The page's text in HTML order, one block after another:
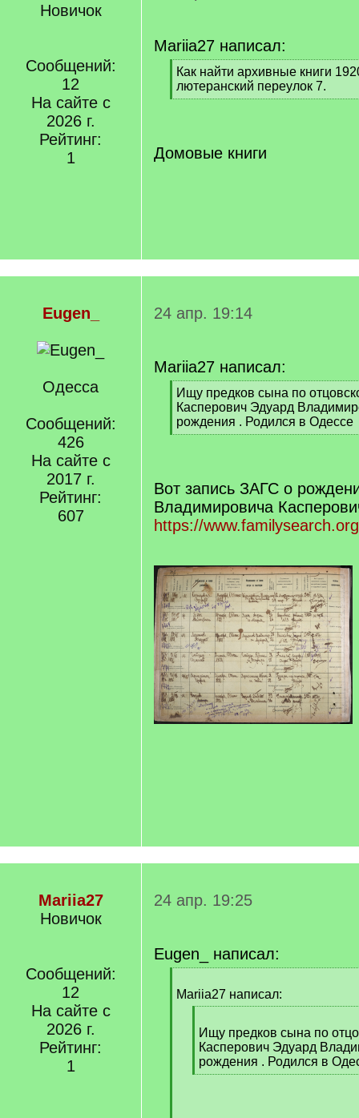
Новичок
Сообщений:
12
На сайте с
2026 г.
Рейтинг:
1
Mariia27 написал:
[
q
]
Как найти архивные книги
лютеранский переулок 7.
[
Домовые книги
Eugen_
Одесса
Сообщений:
426
На сайте с
2017 г.
Рейтинг:
607
24 апр. 19:14
Mariia27 написал:
[
q
]
Ищу предков сына по
Касперович Эдуард
рождения . Родился в Одессе
[
Вот запись ЗАГС о
Владимировича
https://
Mariia27
Новичок
Сообщений:
12
На сайте с
2026 г.
Рейтинг:
1
24 апр. 19:25
Eugen_ написал:
q
Mariia27 написал:
q
]
Ищу предков сына по
Касперович Эдуард
рождения . Родился в
[